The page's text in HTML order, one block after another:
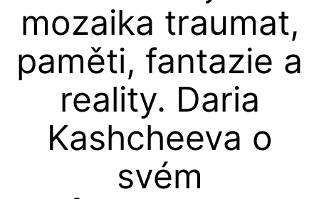
mozaika traumat,
paměti, fantazie a
reality. Daria
Kashcheeva o
svém